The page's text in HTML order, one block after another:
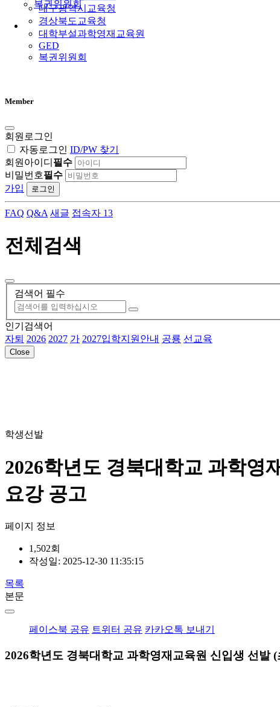
복권위원회
대구광역시교육청
경상북도교육청
대학부설과학영재교육원
GED
복권위원회
Member
회원로그인
자동로그인 ID/PW 찾기
회원아이디 필수
비밀번호필수
가입
로그인
FAQ Q&A 새글 접속자 13
전체검색
검색어 필수
인기검색어
자퇴 2026 2027 가 2027입학지원안내 공룡 선교육
Close
학생선발
2026학년도 경북대학교 과학영
요강 공고
페이지 정보
1,502회
작성일: 2025-12-30 11:35:15
목록
본문
페이스북 공유 트위터 공유 카카오톡 보내기
2026학년도 경북대학교 과학영재교육원 신입생 선발